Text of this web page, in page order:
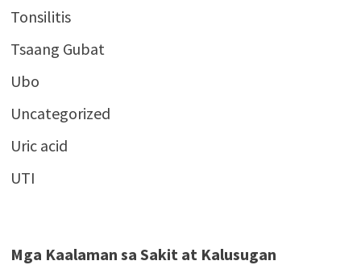
Tonsilitis
Tsaang Gubat
Ubo
Uncategorized
Uric acid
UTI
Mga Kaalaman sa Sakit at Kalusugan